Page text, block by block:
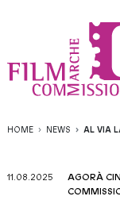
HOME NEWS AL VIA
11.08.2025 AGORÀ